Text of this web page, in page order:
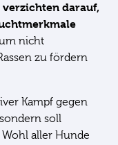
darauf,
nicht
zu fördern
Kampf gegen
soll
aller Hunde